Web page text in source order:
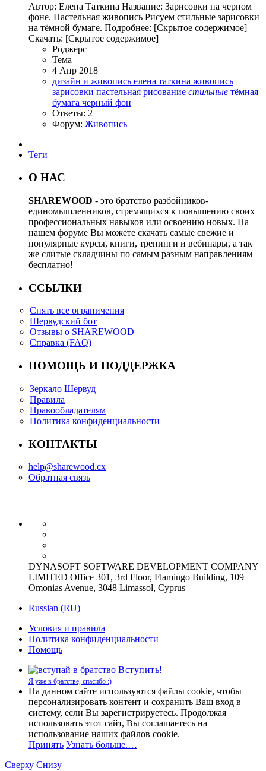
Автор: Елена Таткина Название: Зарисовки на черном
фоне. Пастельная живопись Рисуем стильные зарисовки
на тёмной бумаге. Подробнее: [Скрытое содержимое]
Скачать: [Скрытое содержимое]
Роджерc
Тема
4 Апр 2018
дизайн и живопись елена таткина живопись
зарисовки пастельная рисование стильные тёмная
бумага черный фон
Ответы: 2
Форум: Живопись
Теги
О НАС
SHAREWOOD - это братство разбойников-
единомышленников, стремящихся к повышению своих
профессиональных навыков или освоению новых. На
нашем форуме Вы можете скачать самые свежие и
популярные курсы, книги, тренинги и вебинары, а так
же слитые складчины по самым разным направлениям
бесплатно!
ССЫЛКИ
Снять все ограничения
Шервудский бот
Отзывы о SHAREWOOD
Справка (FAQ)
ПОМОЩЬ И ПОДДЕРЖКА
Зеркало Шервуд
Правила
Правообладателям
Политика конфиденциальности
КОНТАКТЫ
help@sharewood.cx
Обратная связь
DYNASOFT SOFTWARE DEVELOPMENT COMPANY
LIMITED Office 301, 3rd Floor, Flamingo Building, 109
Omonias Avenue, 3048 Limassol, Cyprus
Russian (RU)
Условия и правила
Политика конфиденциальности
Помощь
Вступить!
Я уже в братстве, спасибо :)
На данном сайте используются файлы cookie, чтобы
персонализировать контент и сохранить Ваш вход в
систему, если Вы зарегистрируетесь. Продолжая
использовать этот сайт, Вы соглашаетесь на
использование наших файлов cookie.
Принять Узнать больше.…
Сверху Снизу